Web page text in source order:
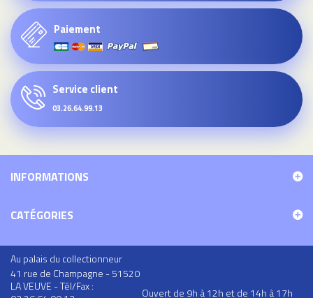
Paiement
Service client
03.26.64.99.13
INFORMATIONS
CATÉGORIES
Au palais du collectionneur
41 rue de Champagne - 51520
LA VEUVE - Tél/Fax :
Ouvert de 9h à 12h et de 14h à 17h